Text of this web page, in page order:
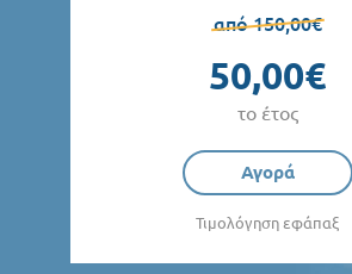
από 150,00€
50,00€
το έτος
Αγορά
Τιμολόγηση εφάπαξ